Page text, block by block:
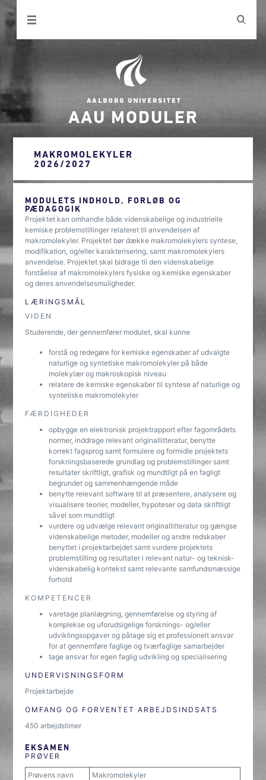
AAU MODULER
MAKROMOLEKYLER
2026/2027
MODULETS INDHOLD, FORLØB OG
PÆDAGOGIK
Projektet kan omhandle både videnskabelige og industrielle
kemiske problemstillinger relateret til anvendelsen af
makromolekyler. Projektet bør dække makromolekylers syntese,
modifikation, og/eller karakterisering, samt makromolekylers
anvendelse. Projektet skal bidrage til den videnskabelige
forståelse af makromolekylers fysiske og kemiske egenskaber
og deres anvendelsesmuligheder.
LÆRINGSMÅL
VIDEN
Studerende, der gennemfører modulet, skal kunne
forstå og redegøre for kemiske egenskaber af udvalgte
naturlige og syntetiske makromolekyler på både
molekylær og makroskopisk niveau
relatere de kemiske egenskaber til syntese af naturlige og
syntetiske makromolekyler
FÆRDIGHEDER
opbygge en elektronisk projektrapport efter fagområdets
normer, inddrage relevant originallitteratur, benytte
korrekt fagsprog samt formulere og formidle projektets
forskningsbaserede grundlag og problemstillinger samt
resultater skriftligt, grafisk og mundtligt på en fagligt
begrundet og sammenhængende måde
benytte relevant software til at præsentere, analysere og
visualisere teorier, modeller, hypoteser og data skriftligt
såvel som mundtligt
vurdere og udvælge relevant originallitteratur og gængse
videnskabelige metoder, modeller og andre redskaber
benyttet i projektarbejdet samt vurdere projektets
problemstilling og resultater i relevant natur- og teknisk-
videnskabelig kontekst samt relevante samfundsmæssige
forhold
KOMPETENCER
varetage planlægning, gennemførelse og styring af
komplekse og uforudsigelige forsknings- og/eller
udviklingsopgaver og påtage sig et professionelt ansvar
for at gennemføre faglige og tværfaglige samarbejder
tage ansvar for egen faglig udvikling og specialisering
UNDERVISNINGSFORM
Projektarbejde
OMFANG OG FORVENTET ARBEJDSINDSATS
450 arbejdstimer
EKSAMEN
PRØVER
Prøvens navn
Makromolekyler